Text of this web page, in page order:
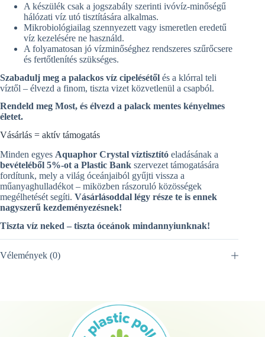
A készülék csak a jogszabály szerinti ivóvíz-minőségű
hálózati víz utó tisztítására alkalmas.
Mikrobiológiailag szennyezett vagy ismeretlen eredetű
víz kezelésére ne használd.
A folyamatosan jó vízminőséghez rendszeres szűrőcsere
és fertőtlenítés szükséges.
Szabadulj meg a palackos víz cipelésétől és a klórral teli
víztől – élvezd a finom, tiszta vizet közvetlenül a csapból.
Rendeld meg Most, és élvezd a palack mentes kényelmes
életet.
Vásárlás = aktív támogatás
Minden egyes Aquaphor Crystal víztisztító eladásának a
bevételéből 5%-ot a Plastic Bank szervezet támogatására
fordítunk, mely a világ óceánjaiból gyűjti vissza a
műanyaghulladékot – miközben rászoruló közösségek
megélhetését segíti. Vásárlásoddal légy része te is ennek
nagyszerű kezdeményezésnek!
Tiszta víz neked – tiszta óceánok mindannyiunknak!
Vélemények (0)